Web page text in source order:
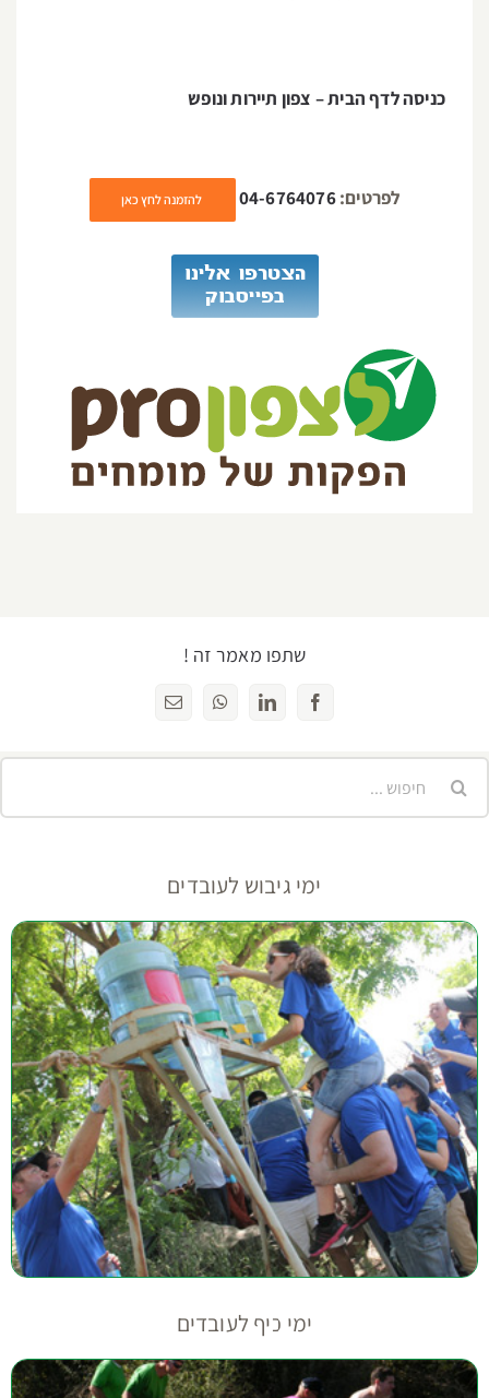
כניסה לדף הבית – צפון תיירות ונופש
לפרטים:04-6764076 להזמנה לחץ כאן
שתפו מאמר זה !
Facebook
LinkedIn
WhatsAppכתובת
ימי גיבוש לעובדים
ימי כיף לעובדים